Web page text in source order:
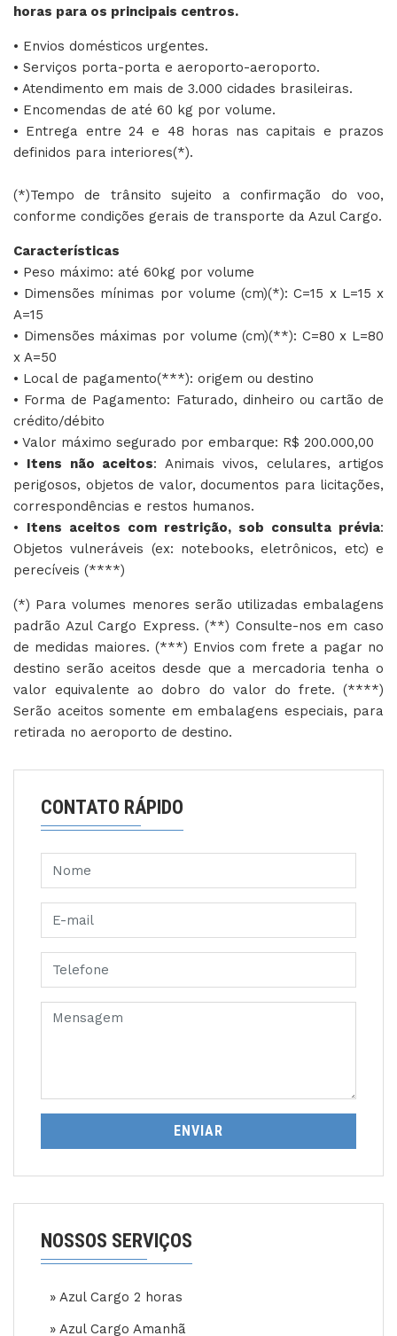
horas para os principais centros.
• Envios domésticos urgentes.
• Serviços porta-porta e aeroporto-aeroporto.
• Atendimento em mais de 3.000 cidades brasileiras.
• Encomendas de até 60 kg por volume.
• Entrega entre 24 e 48 horas nas capitais e prazos
definidos para interiores(*).
(*)Tempo de trânsito sujeito a confirmação do voo,
conforme condições gerais de transporte da Azul Cargo.
Características
• Peso máximo: até 60kg por volume
• Dimensões mínimas por volume (cm)(*): C=15 x L=15 x
A=15
• Dimensões máximas por volume (cm)(**): C=80 x L=80
x A=50
• Local de pagamento(***): origem ou destino
• Forma de Pagamento: Faturado, dinheiro ou cartão de
crédito/débito
• Valor máximo segurado por embarque: R$ 200.000,00
• Itens não aceitos: Animais vivos, celulares, artigos
perigosos, objetos de valor, documentos para licitações,
correspondências e restos humanos.
• Itens aceitos com restrição, sob consulta prévia:
Objetos vulneráveis (ex: notebooks, eletrônicos, etc) e
perecíveis (****)
(*) Para volumes menores serão utilizadas embalagens
padrão Azul Cargo Express. (**) Consulte-nos em caso
de medidas maiores. (***) Envios com frete a pagar no
destino serão aceitos desde que a mercadoria tenha o
valor equivalente ao dobro do valor do frete. (****)
Serão aceitos somente em embalagens especiais, para
retirada no aeroporto de destino.
CONTATO RÁPIDO
ENVIAR
NOSSOS SERVIÇOS
» Azul Cargo 2 horas
» Azul Cargo Amanhã